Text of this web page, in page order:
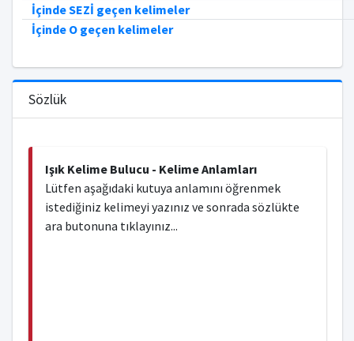
İçinde SEZİ geçen kelimeler
İçinde O geçen kelimeler
Sözlük
Işık Kelime Bulucu - Kelime Anlamları
Lütfen aşağıdaki kutuya anlamını öğrenmek
istediğiniz kelimeyi yazınız ve sonrada sözlükte
ara butonuna tıklayınız...